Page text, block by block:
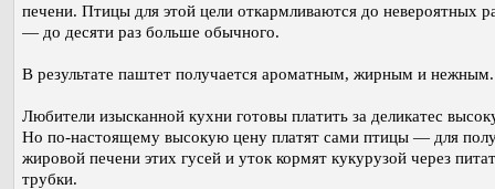
печени. Птицы для этой цели откармливаются до невероятных
— до десяти раз больше обычного.
В результате паштет получается ароматным, жирным и нежным.
Любители изысканной кухни готовы платить за деликатес
Но по-настоящему высокую цену платят сами птицы — для
жировой печени этих гусей и уток кормят кукурузой через
трубки.